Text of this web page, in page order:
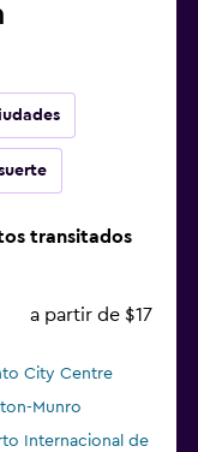
transitados
a partir de $17
City Centre
Munro
Internacional de